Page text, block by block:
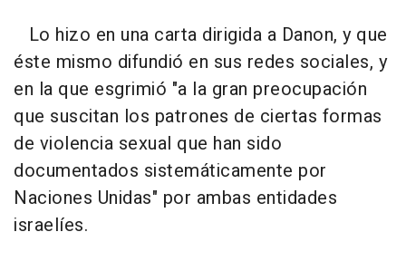
Lo hizo en una carta dirigida a Danon, y que
éste mismo difundió en sus redes sociales, y
en la que esgrimió "a la gran preocupación
que suscitan los patrones de ciertas formas
de violencia sexual que han sido
documentados sistemáticamente por
Naciones Unidas" por ambas entidades
israelíes.